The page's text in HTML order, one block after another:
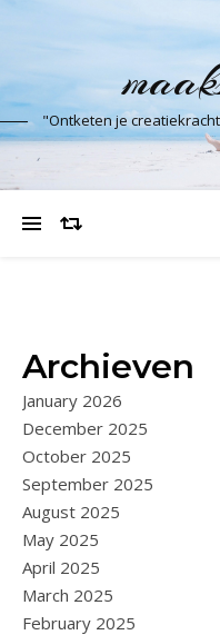
"Ontketen je
Archieven
January 2026
December 2025
October 2025
September 2025
August 2025
May 2025
April 2025
March 2025
February 2025